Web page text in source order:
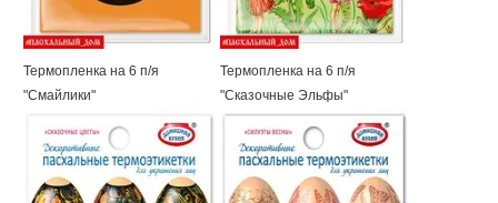
Термопленка на 6 п/я
"Смайлики"
Термопленка на 6 п/я
"Сказочные Эльфы"